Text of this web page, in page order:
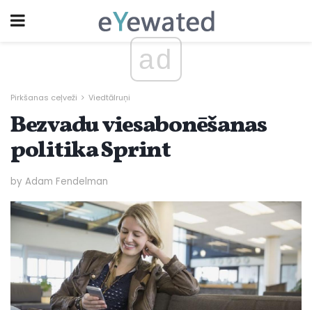
ad
Pirkšanas ceļveži Viedtālruņi
Bezvadu viesabonēšanas
politika Sprint
by Adam Fendelman